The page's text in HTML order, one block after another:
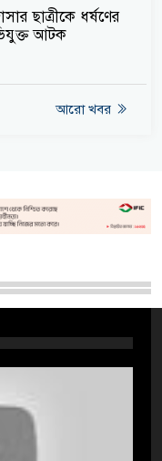
ছাত্রীকে ধর্ষণের
আটক
আরো খবর